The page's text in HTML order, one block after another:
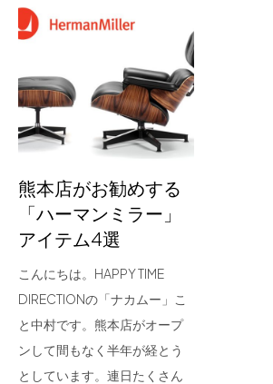
for Business
Recruit
Contact
フラッグシップストア
熊本店がお勧めする
「ハーマンミラー」
アイテム4選
こんにちは。HAPPY TIME
DIRECTIONの「ナカムー」こ
と中村です。熊本店がオープ
ンして間もなく半年が経とう
としています。連日たくさん